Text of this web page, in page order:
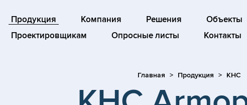
Продукция Компания Решения
Объекты
Проектировщикам
Опросные листы Контакты
Главная Продукция КНС